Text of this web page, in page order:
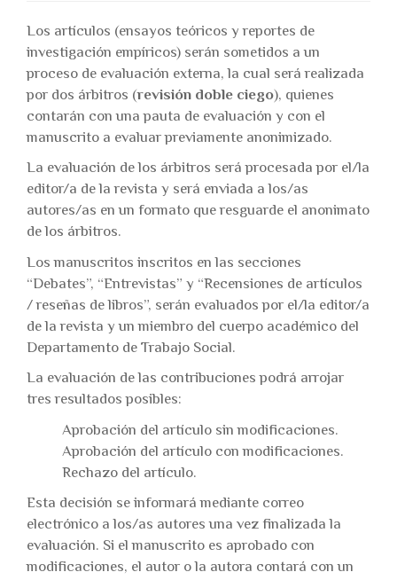
Los artículos (ensayos teóricos y reportes de
investigación empíricos) serán sometidos a un
proceso de evaluación externa, la cual será realizada
por dos árbitros (revisión doble ciego), quienes
contarán con una pauta de evaluación y con el
manuscrito a evaluar previamente anonimizado.
La evaluación de los árbitros será procesada por el/la
editor/a de la revista y será enviada a los/as
autores/as en un formato que resguarde el anonimato
de los árbitros.
Los manuscritos inscritos en las secciones
“Debates”, “Entrevistas” y “Recensiones de artículos
/ reseñas de libros”, serán evaluados por el/la editor/a
de la revista y un miembro del cuerpo académico del
Departamento de Trabajo Social.
La evaluación de las contribuciones podrá arrojar
tres resultados posibles:
Aprobación del artículo sin modificaciones.
Aprobación del artículo con modificaciones.
Rechazo del artículo.
Esta decisión se informará mediante correo
electrónico a los/as autores una vez finalizada la
evaluación. Si el manuscrito es aprobado con
modificaciones, el autor o la autora contará con un